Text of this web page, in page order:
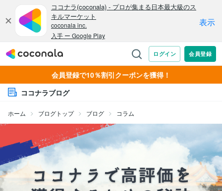
会員登録で10％割引クーポンを獲得！
ココナラブログ
ホーム ブログトップ ブログ コラム